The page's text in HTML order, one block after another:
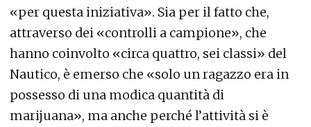
«per questa iniziativa». Sia per il fatto che,
attraverso dei «controlli a campione», che
hanno coinvolto «circa quattro, sei classi» del
Nautico, è emerso che «solo un ragazzo era in
possesso di una modica quantità di
marijuana», ma anche perché l’attività si è